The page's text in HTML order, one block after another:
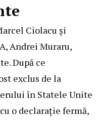
Ciolacu și
Andrei Muraru,
După ce
exclus de la
în Statele Unite
o declarație fermă,